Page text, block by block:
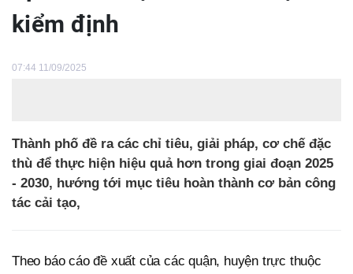
kiểm định
07:44 11/09/2025
Thành phố đề ra các chỉ tiêu, giải pháp, cơ chế đặc
thù để thực hiện hiệu quả hơn trong giai đoạn 2025
- 2030, hướng tới mục tiêu hoàn thành cơ bản công
tác cải tạo,
Theo báo cáo đề xuất của các quận, huyện trực thuộc